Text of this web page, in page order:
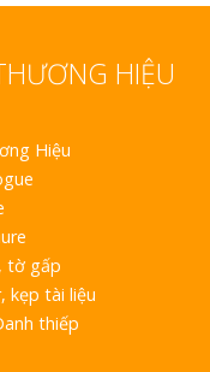
HIỆU
Hiệu
tờ gấp
kẹp tài liệu
thiếp